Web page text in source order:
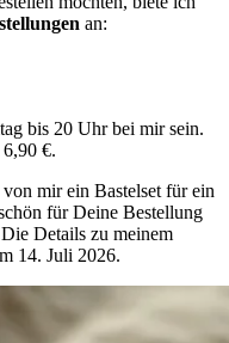
an:
bis 20 Uhr bei mir sein.
€.
mir ein Bastelset für ein
für Deine Bestellung
Details zu meinem
14. Juli 2026.